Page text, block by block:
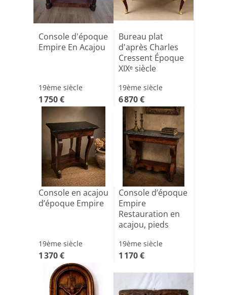
Console d'époque
Empire En Acajou
19ème siècle
1 750 €
Bureau plat
d'après Charles
Cressent Époque
XIXᵉ siècle
19ème siècle
6 870 €
Console en acajou
d’époque Empire
19ème siècle
1 370 €
Console d’époque
Empire
Restauration en
acajou, pieds
19ème siècle
1 170 €